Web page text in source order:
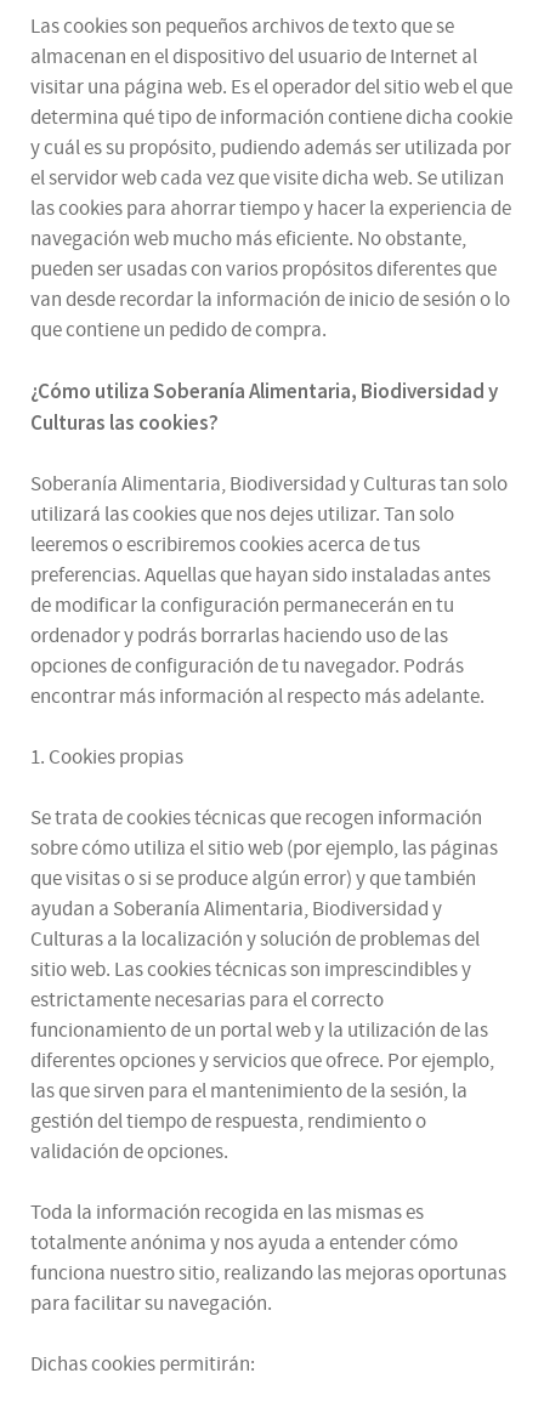
Las cookies son pequeños archivos de texto que se
almacenan en el dispositivo del usuario de Internet al
visitar una página web. Es el operador del sitio web el que
determina qué tipo de información contiene dicha cookie
y cuál es su propósito, pudiendo además ser utilizada por
el servidor web cada vez que visite dicha web. Se utilizan
las cookies para ahorrar tiempo y hacer la experiencia de
navegación web mucho más eficiente. No obstante,
pueden ser usadas con varios propósitos diferentes que
van desde recordar la información de inicio de sesión o lo
que contiene un pedido de compra.
¿Cómo utilizaSoberanía Alimentaria, Biodiversidad y
Culturas las cookies?
Soberanía Alimentaria, Biodiversidad y Culturas tan solo
utilizará las cookies que nos dejes utilizar. Tan solo
leeremos o escribiremos cookies acerca de tus
preferencias. Aquellas que hayan sido instaladas antes
de modificar la configuración permanecerán en tu
ordenador y podrás borrarlas haciendo uso de las
opciones de configuración de tu navegador. Podrás
encontrar más información al respecto más adelante.
1. Cookies propias
Se trata de cookies técnicas que recogen información
sobre cómo utiliza el sitio web (por ejemplo, las páginas
que visitas o si se produce algún error) y que también
ayudan a Soberanía Alimentaria, Biodiversidad y
Culturas a la localización y solución de problemas del
sitio web. Las cookies técnicas son imprescindibles y
estrictamente necesarias para el correcto
funcionamiento de un portal web y la utilización de las
diferentes opciones y servicios que ofrece. Por ejemplo,
las que sirven para el mantenimiento de la sesión, la
gestión del tiempo de respuesta, rendimiento o
validación de opciones.
Toda la información recogida en las mismas es
totalmente anónima y nos ayuda a entender cómo
funciona nuestro sitio, realizando las mejoras oportunas
para facilitar su navegación.
Dichas cookies permitirán: